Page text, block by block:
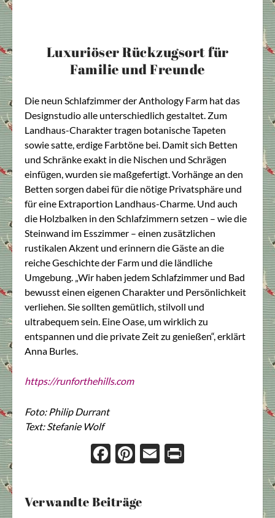
Luxuriöser Rückzugsort für
Familie und Freunde
Die neun Schlafzimmer der Anthology Farm hat das
Designstudio alle unterschiedlich gestaltet. Zum
Landhaus-Charakter tragen botanische Tapeten
sowie satte, erdige Farbtöne bei. Damit sich Betten
und Schränke exakt in die Nischen und Schrägen
einfügen, wurden sie maßgefertigt. Vorhänge an den
Betten sorgen dabei für die nötige Privatsphäre und
für eine Extraportion Landhaus-Charme. Und auch
die Holzbalken in den Schlafzimmern setzen – wie die
Steinwand im Esszimmer – einen zusätzlichen
rustikalen Akzent und erinnern die Gäste an die
reiche Geschichte der Farm und die ländliche
Umgebung. „Wir haben jedem Schlafzimmer und Bad
bewusst einen eigenen Charakter und Persönlichkeit
verliehen. Sie sollten gemütlich, stilvoll und
ultrabequem sein. Eine Oase, um wirklich zu
entspannen und die private Zeit zu genießen“, erklärt
Anna Burles.
https://runforthehills.com
Foto: Philip Durrant
Text: Stefanie Wolf
Face
Pint
Ema
Verwandte Beiträge